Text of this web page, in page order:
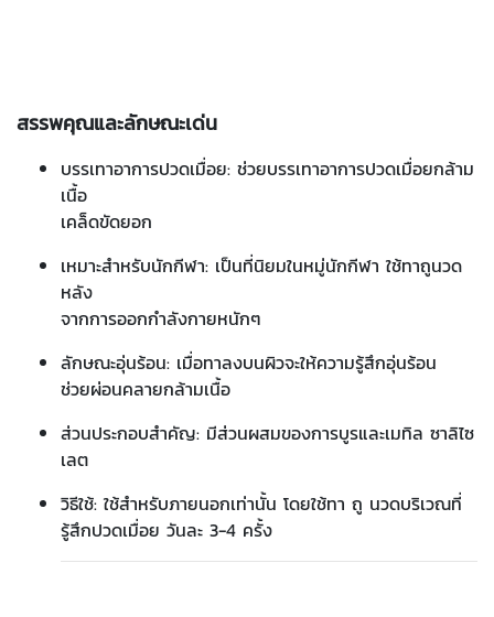
สรรพคุณและลักษณะเด่น
บรรเทาอาการปวดเมื่อย: ช่วยบรรเทาอาการปวดเมื่อยกล้าม
เนื้อ
เคล็ดขัดยอก
เหมาะสำหรับนักกีฬา: เป็นที่นิยมในหมู่นักกีฬา ใช้ทาถูนวด
หลัง
จากการออกกำลังกายหนักๆ
ลักษณะอุ่นร้อน: เมื่อทาลงบนผิวจะให้ความรู้สึกอุ่นร้อน
ช่วยผ่อนคลายกล้ามเนื้อ
ส่วนประกอบสำคัญ: มีส่วนผสมของการบูรและเมทิล ซาลิไซ
เลต
วิธีใช้: ใช้สำหรับภายนอกเท่านั้น โดยใช้ทา ถู นวดบริเวณที่
รู้สึกปวดเมื่อย วันละ 3-4 ครั้ง